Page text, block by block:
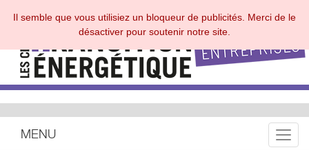
MENU
Il semble que vous utilisiez un bloqueur de publicités. Merci de le
désactiver pour soutenir notre site.